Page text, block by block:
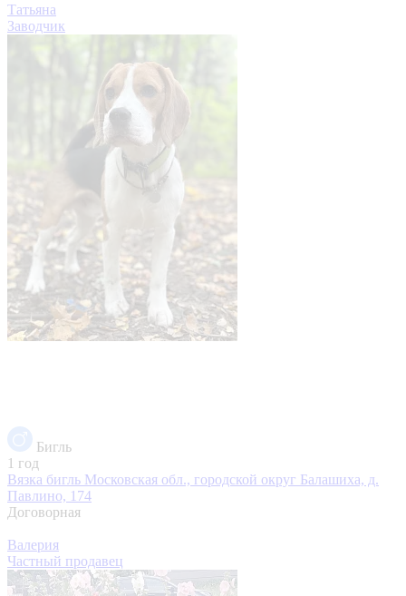
Татьяна
Заводчик
Бигль
1 год
Вязка бигль Московская обл., городской округ Балашиха, д.
Павлино, 174
Договорная
Валерия
Частный продавец